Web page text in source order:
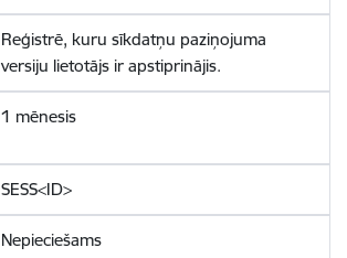
Reģistrē, kuru sīkdatņu paziņojuma
versiju lietotājs ir apstiprinājis.
1 mēnesis
SESS<ID>
Nepieciešams